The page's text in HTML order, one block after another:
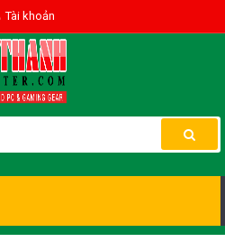
Tài khoản